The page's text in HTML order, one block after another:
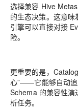
选择兼容 Hive
的生态决策。这意
引擎可以直接对接
险。
更重要的是，
心”——它能够自动追
Schema 的兼容性演
析任务。